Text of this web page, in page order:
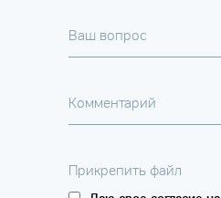
Ваш вопрос
Комментарий
Прикрепить файл